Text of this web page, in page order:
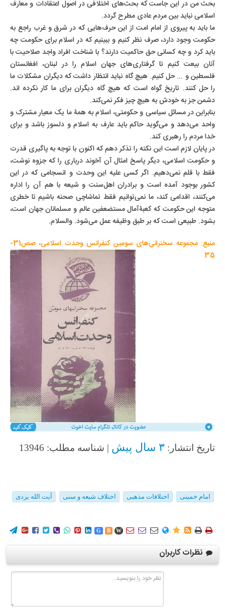
بحث من در این جاست که بحث‌های اختلافی در اصول اعتقادات و معارف
اسلامی نباید بین مردم عادی مطرح گردد.
ما باید به پیروی از امام امت از این حرف‌هایی که در شرق و غرب راجع به
حکومت وجود دارد، صرف نظر کنیم و ببینیم که در اسلام برای حکومت چه
باید کرد و چه کسانی حق حاکمیت دارند؟ با شناخت افراد واجد صلاحیت با
آنان بیعت کنیم تا گرفتاری‌های جهان اسلام را در لبنان، افغانستان
فلسطین و ... حل کنیم. هیچ گاه نباید انتظار داشت که دیگران مشکلات ما
را حل کنند. تاریخ گواه است که هیچ گاه دیگران برای ما کار نکرده اند.
دشمن جز به خودش به هیچ چیز فکر نمی‌کند.
بنابراین در مسائل سیاسی و حکومتی، اسلام به همۀ ما یک معیار مشترک و
واحد می‌دهد و می‌گوید حاکم باید عارف به اسلام و دلسوز باشد و برای
خدا مردم را رهبری کند.
در پایان لازم است این نکته را تذکر دهم که اکنون با توجه به پاگیری قدرت
و حکومت اسلامی، دیگر پاسخ امثال آن آخوند درباری را که جزوه نوشت،
فقط با قلم نمی‌دهیم. اگر کسی علیه این وحدت و انسجامی که در این
کشور بوجود آمده است و برادران اهل‌سنت و شیعه با هم آن را اداره
می‌کنند، اقدامی کند، ما نمی‌توانیم فقط تماشاچی صحنه باشیم تا خطری
متوجه این حکومت که کعبۀآمال مستضعفین عالم و مسلمانان جهان است،
بشود. طبیعی است که بر طبق وظیفه عمل می‌شود. والسلام.
منبع: مجموعه سخنرانی‌های سومین کنفرانس وحدت اسلامی، صص31-
35
تاریخ انتشار: ۳ سال پیش | شناسه مطلب: 13946
امام خمینی اختلافات مذهبی اختلاف شیعه و سنی آیت الله یزدی
        G B W        
نظرات کاربران